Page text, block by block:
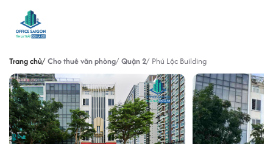
Trang chủ Cho thuê văn phòng Quận 2 Phú Lộc Building